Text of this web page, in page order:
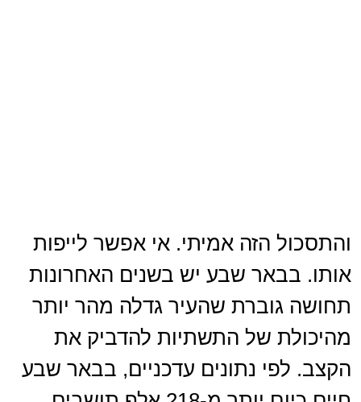
והתסכול הזה אמיתי. אי אפשר לייפות
אותו. בבאר שבע יש בשנים האחרונות
תחושה גוברת שהעיר גדלה מהר יותר
מהיכולת של התשתיות להדביק את
הקצב. לפי נתונים עדכניים, בבאר שבע